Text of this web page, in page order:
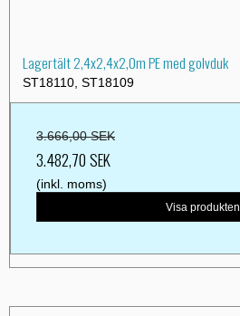
Lagertält 2,4x2,4x2,0m PE med golvduk
ST18110, ST18109
3.666,00 SEK
3.482,70 SEK
(inkl. moms)
Visa produkten